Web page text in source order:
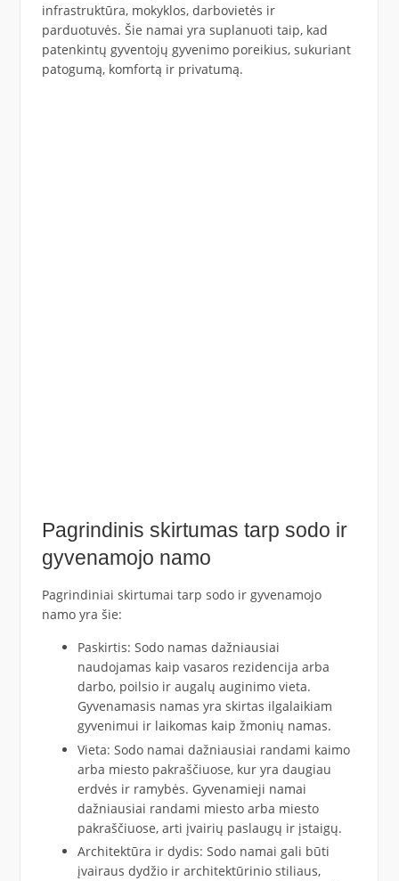
infrastruktūra, mokyklos, darbovietės ir
parduotuvės. Šie namai yra suplanuoti taip, kad
patenkintų gyventojų gyvenimo poreikius, sukuriant
patogumą, komfortą ir privatumą.
Pagrindinis skirtumas tarp sodo ir
gyvenamojo namo
Pagrindiniai skirtumai tarp sodo ir gyvenamojo
namo yra šie:
Paskirtis: Sodo namas dažniausiai
naudojamas kaip vasaros rezidencija arba
darbo, poilsio ir augalų auginimo vieta.
Gyvenamasis namas yra skirtas ilgalaikiam
gyvenimui ir laikomas kaip žmonių namas.
Vieta: Sodo namai dažniausiai randami kaimo
arba miesto pakraščiuose, kur yra daugiau
erdvės ir ramybės. Gyvenamieji namai
dažniausiai randami miesto arba miesto
pakraščiuose, arti įvairių paslaugų ir įstaigų.
Architektūra ir dydis: Sodo namai gali būti
įvairaus dydžio ir architektūrinio stiliaus,